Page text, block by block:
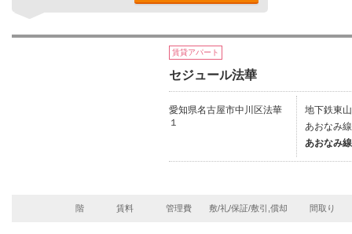
賃貸アパート
セジュール法華
愛知県名古屋市中川区法華
１
地下鉄東
あおなみ
あおなみ
階 賃料 管理費 敷/礼/保証/敷引,償却 間取り